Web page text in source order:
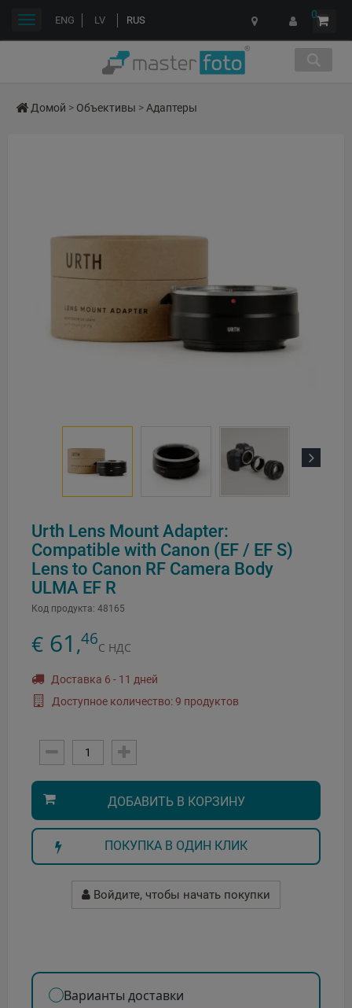
ENG LV RUS 0
Переключить
Домой > Объективы >Адаптеры
Urth Lens Mount Adapter:
Compatible with Canon (EF / EF S)
Lens to Canon RF Camera Body
ULMA EF R
Код продукта: 48165
€ 61 ,46С НДС
Доставка 6 - 11 дней
Доступное количество: 9 продуктов
ДОБАВИТЬ В КОРЗИНУ
ПОКУПКА В ОДИН КЛИК
Войдите, чтобы начать покупки
Варианты доставки